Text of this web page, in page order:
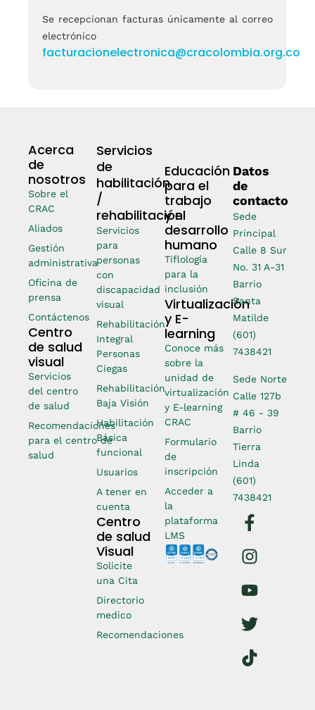
Se recepcionan facturas únicamente al correo
electrónico
facturacionelectronica@cracolombia.org.co
Acerca
de
nosotros
Sobre el
CRAC
Aliados
Gestión
administrativa
Oficina de
prensa
Contáctenos
Centro
de salud
visual
Servicios
del centro
de salud
Recomendaciones
para el centro de
salud
Servicios
de
habilitación
/
rehabilitación
Servicios
para
personas
con
discapacidad
visual
Rehabilitación
Integral
Personas
Ciegas
Rehabilitación
Baja Visión
Habilitación
Básica
funcional
Usuarios
A tener en
cuenta
Centro
de salud
Visual
Solicite
una Cita
Directorio
medico
Recomendaciones
Educación
para el
trabajo
y el
desarrollo
humano
Tiflología
para la
inclusión
Virtualización
y E-
learning
Conoce más
sobre la
unidad de
virtualización
y E-learning
CRAC
Formulario
de
inscripción
Acceder a
la
plataforma
LMS
Datos
de
contacto
Sede
Principal
Calle 8 Sur
No. 31 A-31
Barrio
Santa
Matilde
(601)
7438421
Sede Norte
Calle 127b
# 46 - 39
Barrio
Tierra
Linda
(601)
7438421